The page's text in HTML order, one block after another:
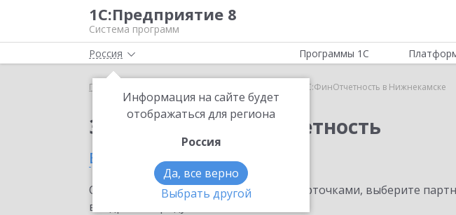
1С:Предприятие 8
Система программ
Россия
Информация на сайте будет
отображаться для региона
Россия
Да, все верно
Выбрать другой
Программы 1С
Главная 1С:ФинОтчетность в Нижнекамске
Заказать 1С:ФинОтчетность
в Нижнекамске
Ознакомьтесь с информационными карточками, выберите
внедрение продукта.